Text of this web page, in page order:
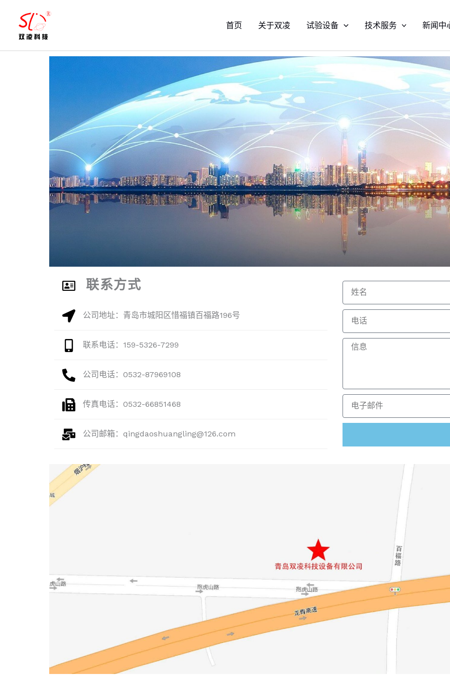
首页 关于双凌 试验设备 技术服务 新闻中
联系方式
公司地址：青岛市城阳区惜福镇百福路196号
联系电话：159-5326-7299
公司电话：0532-87969108
传真电话：0532-66851468
公司邮箱：qingdaoshuangling@126.com